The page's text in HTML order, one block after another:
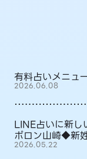
有料占いメニュ
2026.06.08
LINE占いに新し
ポロン山崎◆新
2026.05.22